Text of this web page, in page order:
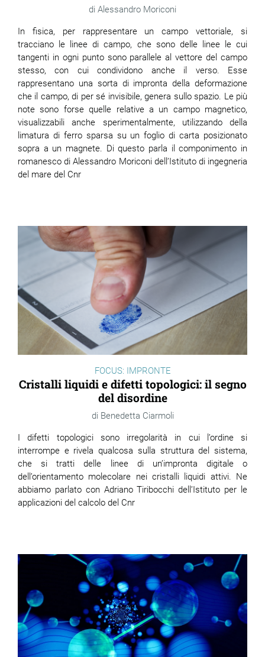
Alessandro Moriconi
In fisica, per rappresentare un campo vettoriale, si
tracciano le linee di campo, che sono delle linee le cui
tangenti in ogni punto sono parallele al vettore del campo
stesso, con cui condividono anche il verso. Esse
rappresentano una sorta di impronta della deformazione
che il campo, di per sé invisibile, genera sullo spazio. Le più
note sono forse quelle relative a un campo magnetico,
visualizzabili anche sperimentalmente, utilizzando della
limatura di ferro sparsa su un foglio di carta posizionato
sopra a un magnete. Di questo parla il componimento in
romanesco di Alessandro Moriconi dell’Istituto di ingegneria
del mare del Cnr
FOCUS: IMPRONTE
Cristalli liquidi e difetti topologici: il segno
del disordine
Benedetta Ciarmoli
I difetti topologici sono irregolarità in cui l’ordine si
interrompe e rivela qualcosa sulla struttura del sistema,
che si tratti delle linee di un’impronta digitale o
dell’orientamento molecolare nei cristalli liquidi attivi. Ne
abbiamo parlato con Adriano Tiribocchi dell’Istituto per le
applicazioni del calcolo del Cnr